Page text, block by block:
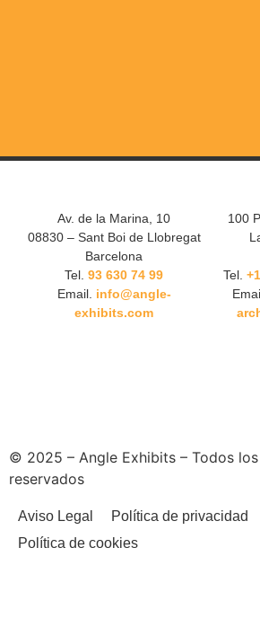
Av. de la Marina, 10
08830 – Sant Boi de Llobregat
Barcelona
Tel. 93 630 74 99
Email. info@angle-
exhibits.com
100
Tel.
© 2025 – Angle Exhibits – Todos
reservados
Aviso Legal
Política de privacidad
Política de cookies